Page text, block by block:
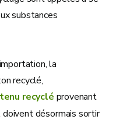
substances
la
recyclé,
recyclé provenant
désormais sortir